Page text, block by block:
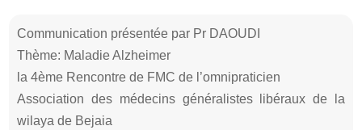
Communication présentée par Pr DAOUDI
Thème: Maladie Alzheimer
la 4ème Rencontre de FMC de l’omnipraticien
Association des médecins généralistes libéraux de la
wilaya de Bejaia